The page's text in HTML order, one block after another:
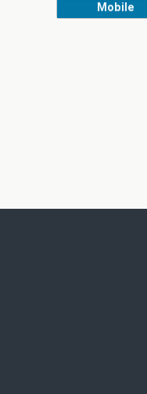
Mobile